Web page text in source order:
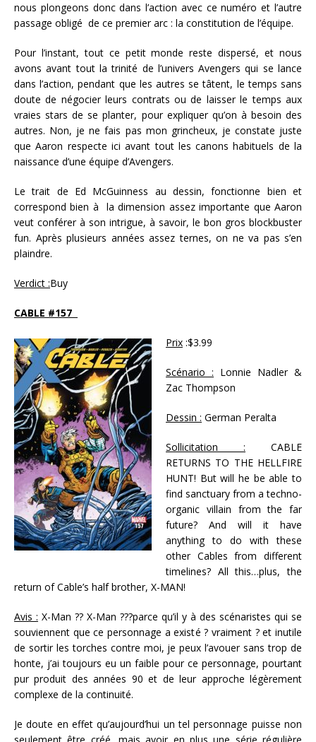
nous plongeons donc dans l’action avec ce numéro et l’autre
passage obligé de ce premier arc : la constitution de l’équipe.
Pour l’instant, tout ce petit monde reste dispersé, et nous
avons avant tout la trinité de l’univers Avengers qui se lance
dans l’action, pendant que les autres se tâtent, le temps sans
doute de négocier leurs contrats ou de laisser le temps aux
vraies stars de se planter, pour expliquer qu’on à besoin des
autres. Non, je ne fais pas mon grincheux, je constate juste
que Aaron respecte ici avant tout les canons habituels de la
naissance d’une équipe d’Avengers.
Le trait de Ed McGuinness au dessin, fonctionne bien et
correspond bien à la dimension assez importante que Aaron
veut conférer à son intrigue, à savoir, le bon gros blockbuster
fun. Après plusieurs années assez ternes, on ne va pas s’en
plaindre.
Verdict :Buy
CABLE #157
Prix :$3.99
Scénario : Lonnie Nadler &
Zac Thompson
Dessin : German Peralta
Sollicitation : CABLE
RETURNS TO THE HELLFIRE
HUNT! But will he be able to
find sanctuary from a techno-
organic villain from the far
future? And will it have
anything to do with these
other Cables from different
timelines? All this…plus, the
return of Cable’s half brother, X-MAN!
Avis : X-Man ?? X-Man ???parce qu’il y à des scénaristes qui se
souviennent que ce personnage a existé ? vraiment ? et inutile
de sortir les torches contre moi, je peux l’avouer sans trop de
honte, j’ai toujours eu un faible pour ce personnage, pourtant
pur produit des années 90 et de leur approche légèrement
complexe de la continuité.
Je doute en effet qu’aujourd’hui un tel personnage puisse non